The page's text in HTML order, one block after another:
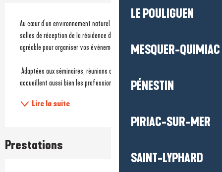
LE POULIGUEN
MESQUER-QUIMIAC
PÉNESTIN
PIRIAC-SUR-MER
SAINT-LYPHARD
Description
Au cœur d’un environnement naturel entre Vilaine et océan, les deux
salles de réception de la résidence des Gabelous offrent un cadre
agréable pour organiser vos événements en Bretagne Sud.
accueillent aussi bien les professionnels que les...
Lire la suite
Prestations